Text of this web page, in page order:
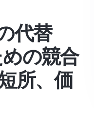
代替
の競合
所、価